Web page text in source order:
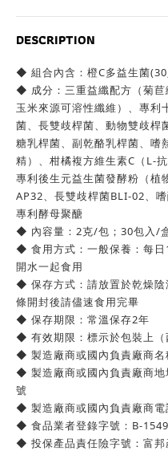
DESCRIPTION
◆ 組合內含：橙C多益生菌
◆ 成分：三重益纖配方（菊
玉米來源可溶性纖維）、專利
菌、長雙歧桿菌、動物雙歧桿
糖乳桿菌、副乾酪乳桿菌、嗜
精）、柑橘複方維生素C（L-
專利後生元益生菌發酵粉（植
AP32、長雙歧桿菌BLI-02、嗜
專利酵母聚醣
◆ 內容量：2克/包；30包入/
◆ 食用方式：一般保養：每
開水一起食用
◆ 保存方式：請放置於乾燥陰
條開封後請儘速食用完畢
◆ 保存期限：常溫保存2年
◆ 有效期限：標示於包裝上（
◆ 製造廠商或國內負責廠商名
◆ 製造廠商或國內負責廠商
號
◆ 製造廠商或國內負責廠商
◆ 食品業者登錄字號：B-
◆ 投保產品責任險字號：富